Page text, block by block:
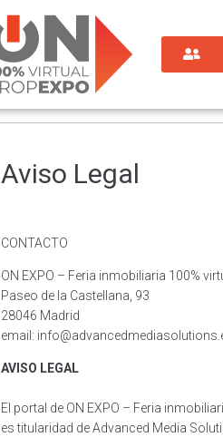
Aviso Legal
CONTACTO
ON EXPO – Feria inmobiliaria 100%
Paseo de la Castellana, 93
28046 Madrid
email:
AVISO LEGAL
El portal de ON EXPO – Feria
es titularidad de Advanced Media